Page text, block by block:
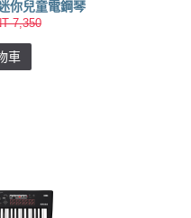
你兒童電鋼琴
7,350
車